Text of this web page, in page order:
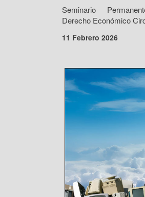
Seminario
Derecho Económico
11 Febrero 2026